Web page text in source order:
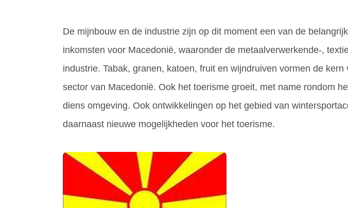
De mijnbouw en de industrie zijn op dit moment een van de
inkomsten voor Macedonië, waaronder de metaalverwerkende-,
industrie. Tabak, granen, katoen, fruit en wijndruiven vormen de kern
sector van Macedonië. Ook het toerisme groeit, met name rondom
diens omgeving. Ook ontwikkelingen op het gebied van
daarnaast nieuwe mogelijkheden voor het toerisme.